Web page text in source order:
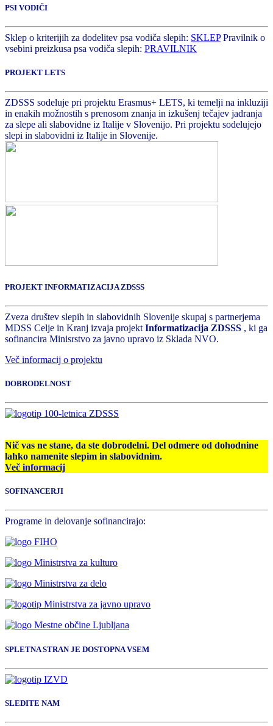
PSI VODIČI
Sklep o kriterijih za dodelitev psa vodiča slepih: SKLEPPravilnik o
vsebini preizkusa psa vodiča slepih: PRAVILNIK
PROJEKT LETS
ZDSSS sodeluje pri projektu Erasmus+ LETS, ki temelji na inkluziji
in enakih možnostih s prenosom znanja in izkušenj tečajev jadranja
za slepe ali slabovidne iz Italije v Slovenijo. Pri projektu sodelujejo
slepi in slabovidni iz Italije in Slovenije.
PROJEKT INFORMATIZACIJA ZDSSS
Zveza društev slepih in slabovidnih Slovenije skupaj s partnerjema
MDSS Celje in Kranj izvaja projekt Informatizacija ZDSSS , ki ga
sofinancira Minisrstvo za javno upravo iz Sklada NVO.
Več informacij o projektu
DOBRODELNOST
Nič vas ne stane, da ste dobrodelni. Del odmere od dohodnine
lahko namenite slepim in slabovidnim.
Več informacij
SOFINANCERJI
Programe in delovanje sofinancirajo:
SPLETNA STRAN JE DOSTOPNA VSEM
SLEDITE NAM